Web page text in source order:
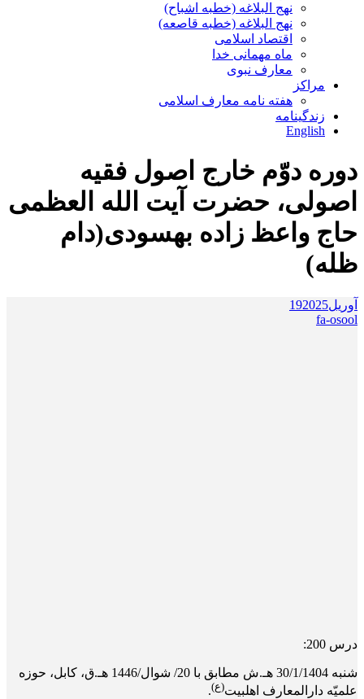
نهج البلاغه (خطبه اشباح)
نهج البلاغه (خطبه قاصعه)
اقتصاد اسلامی
ماه مهمانی خدا
معارف نبوی
مراکز
هفته نامه معارف اسلامی
زندگینامه
English
دوره دوّم خارج اصول فقیه
اصولی، حضرت آیت الله العظمی
حاج واعظ زاده بهسودی(دام
ظله)
آوریل 192025
fa-osool
درس 200:
شنبه 30/1/1404 هـ.ش مطابق با 20/ شوال/1446 هـ.ق، کابل، حوزه
علمیّه دارالمعارف اهلبیت(ع).